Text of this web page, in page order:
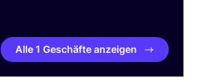
Alle 1 Geschäfte anzeigen